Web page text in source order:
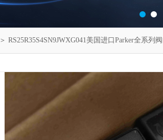
＞ RS25R35S4SN9JWXG041美国进口Parker全系列